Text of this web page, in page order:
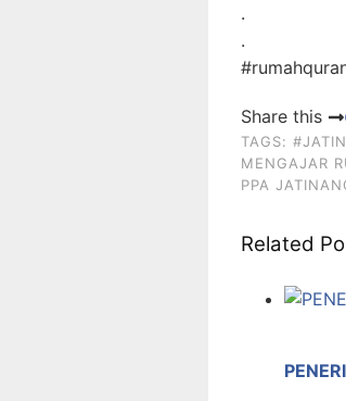
.
.
Share this
TAGS:
MENGAJAR
PPA
Related